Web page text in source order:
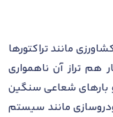
مانند تراکتورها
هم تراز آن ناهمواری
و بارهای شعاعی سنگین
مانند سیستم